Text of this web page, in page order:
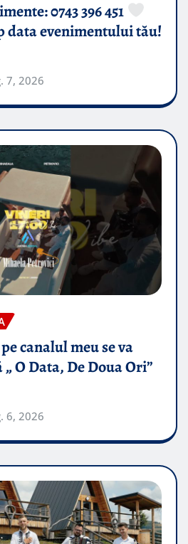
0743 396 451
data evenimentului tău!
7, 2026
canalul meu se va
O Data, De Doua Ori”
6, 2026